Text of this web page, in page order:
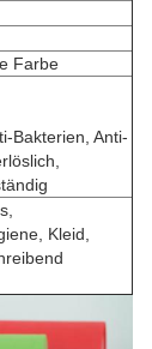
Farbe
Bakterien, Anti-
Kleid,